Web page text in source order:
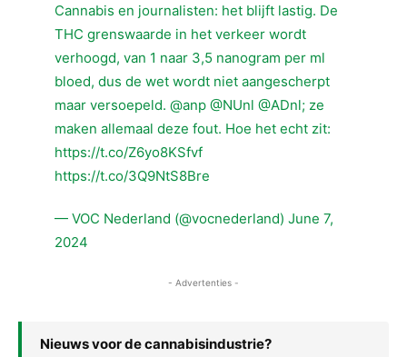
Cannabis en journalisten: het blijft lastig. De
THC grenswaarde in het verkeer wordt
verhoogd, van 1 naar 3,5 nanogram per ml
bloed, dus de wet wordt niet aangescherpt
maar versoepeld. @anp @NUnl @ADnl; ze
maken allemaal deze fout. Hoe het echt zit:
https://t.co/Z6yo8KSfvf
https://t.co/3Q9NtS8Bre
— VOC Nederland (@vocnederland) June 7,
2024
- Advertenties -
Nieuws voor de cannabisindustrie?